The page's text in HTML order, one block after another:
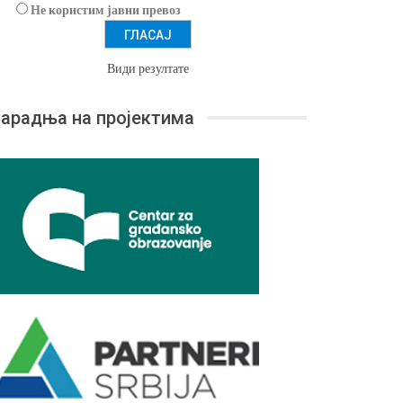
Не користим јавни превоз
Види резултате
на пројектима